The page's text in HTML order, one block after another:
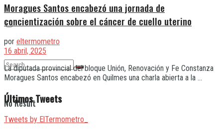
No Result
Moragues Santos encabezó una jornada de
concientización sobre el cáncer de cuello uterino
por eltermometro
16 abril, 2025
La diputada provincial del bloque Unión, Renovación y Fe Constanza
Moragues Santos encabezó en Quilmes una charla abierta a la ...
Últimos Tweets
Tweets by ElTermometro_